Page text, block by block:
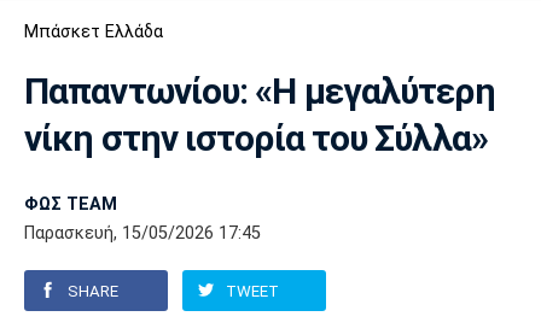
ΠΟΔΟΣΦΑΙΡΟ
AUTO-MOTO
Ποδόσφαιρο
Super League 1
Super League 2
Γ Εθνική
Ελλάδα
Μπάσκετ
Ελλάδα
Εθνική
EuroLeague
Ολυμπιακοί Αγώνες
Βόλεϊ
Πόλο
Ολυμπιακός ΑΕΚ ΠΑΟΚ
Παναθηναϊκός Ατρόμητος
Μπάσκετ Ελλάδα
Παπαντωνίου: «Η μεγαλύτερη
νίκη στην ιστορία του Σύλλα»
ΦΩΣ TEAM
Παρασκευή, 15/05/2026 17:45
SHARE TWEET